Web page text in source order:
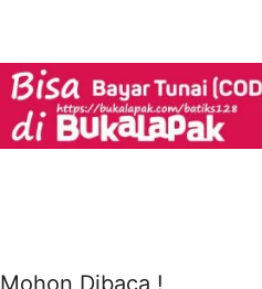
Mohon Dibaca !